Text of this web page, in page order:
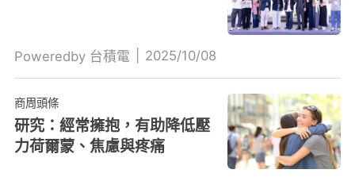
Poweredby 台積電 2025/10/08
商周頭條
研究：經常擁抱，有助降低壓
力荷爾蒙、焦慮與疼痛